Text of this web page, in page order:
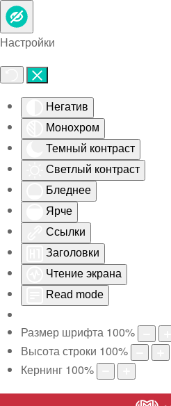
Настройки
Негатив
Монохром
Темный контраст
Светлый контраст
Бледнее
Ярче
Ссылки
Заголовки
Чтение экрана
Read mode
Размер шрифта 100%
Высота строки 100%
Кернинг 100%
Skip to main content